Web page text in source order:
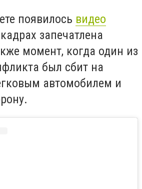
появилось видео
запечатлена
момент, когда один из
был сбит на
автомобилем и